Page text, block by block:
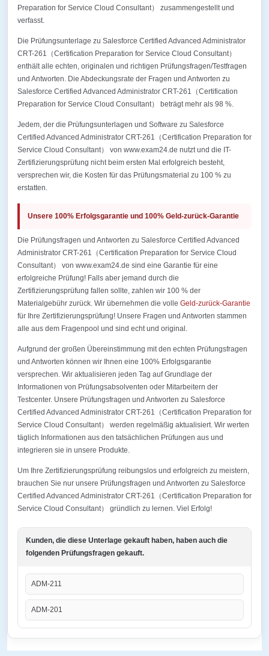
Preparation for Service Cloud Consultant） zusammengestellt und
verfasst.
Die Prüfungsunterlage zu Salesforce Certified Advanced Administrator
CRT-261（Certification Preparation for Service Cloud Consultant）
enthält alle echten, originalen und richtigen Prüfungsfragen/Testfragen
und Antworten. Die Abdeckungsrate der Fragen und Antworten zu
Salesforce Certified Advanced Administrator CRT-261（Certification
Preparation for Service Cloud Consultant） beträgt mehr als 98 %.
Jedem, der die Prüfungsunterlagen und Software zu Salesforce
Certified Advanced Administrator CRT-261（Certification Preparation for
Service Cloud Consultant） von www.exam24.de nutzt und die IT-
Zertifizierungsprüfung nicht beim ersten Mal erfolgreich besteht,
versprechen wir, die Kosten für das Prüfungsmaterial zu 100 % zu
erstatten.
Unsere 100% Erfolgsgarantie und 100% Geld-zurück-Garantie
Die Prüfungsfragen und Antworten zu Salesforce Certified Advanced
Administrator CRT-261（Certification Preparation for Service Cloud
Consultant） von www.exam24.de sind eine Garantie für eine
erfolgreiche Prüfung! Falls aber jemand durch die
Zertifizierungsprüfung fallen sollte, zahlen wir 100 % der
Materialgebühr zurück. Wir übernehmen die volle Geld-zurück-Garantie
für Ihre Zertifizierungsprüfung! Unsere Fragen und Antworten stammen
alle aus dem Fragenpool und sind echt und original.
Aufgrund der großen Übereinstimmung mit den echten Prüfungsfragen
und Antworten können wir Ihnen eine 100% Erfolgsgarantie
versprechen. Wir aktualisieren jeden Tag auf Grundlage der
Informationen von Prüfungsabsolventen oder Mitarbeitern der
Testcenter. Unsere Prüfungsfragen und Antworten zu Salesforce
Certified Advanced Administrator CRT-261（Certification Preparation for
Service Cloud Consultant） werden regelmäßig aktualisiert. Wir werten
täglich Informationen aus den tatsächlichen Prüfungen aus und
integrieren sie in unsere Produkte.
Um Ihre Zertifizierungsprüfung reibungslos und erfolgreich zu meistern,
brauchen Sie nur unsere Prüfungsfragen und Antworten zu Salesforce
Certified Advanced Administrator CRT-261（Certification Preparation for
Service Cloud Consultant） gründlich zu lernen. Viel Erfolg!
Kunden, die diese Unterlage gekauft haben, haben auch die
folgenden Prüfungsfragen gekauft.
ADM-211
ADM-201